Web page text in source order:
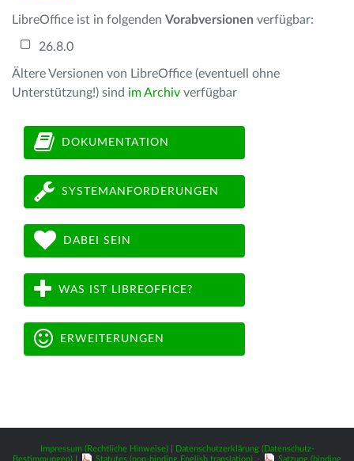
LibreOffice ist in folgenden Vorabversionen verfügbar:
26.8.0
Ältere Versionen von LibreOffice (eventuell ohne
Unterstützung!) sind im Archiv verfügbar
DOKUMENTATION
SYSTEMANFORDERUNGEN
DABEI SEIN
WAS IST LIBREOFFICE?
ERWEITERUNGEN
Impressum (Rechtliche Hinweise)|
Datenschutzerklärung (Datenschutz-
Bestimmungen)
Statutes (non-binding English translation) - Satzung (binding